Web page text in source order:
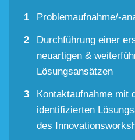
Problemaufnahme/-
Durchführung einer
neuartigen &
Lösungsansätzen
Kontaktaufnahme mit
identifizierten
des